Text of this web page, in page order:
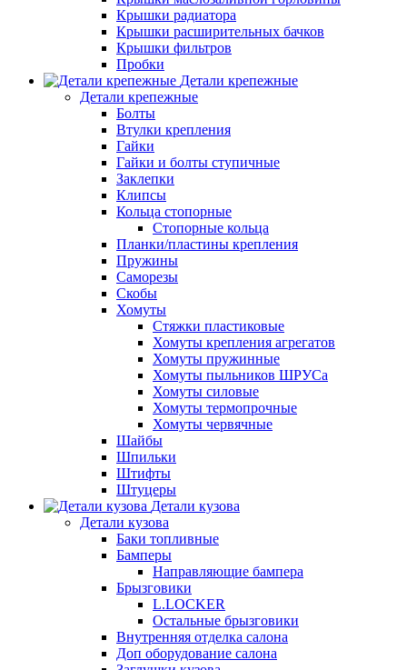
Крышки радиатора
Крышки расширительных бачков
Крышки фильтров
Пробки
Детали крепежные
Детали крепежные
Болты
Втулки крепления
Гайки
Гайки и болты ступичные
Заклепки
Клипсы
Кольца стопорные
Стопорные кольца
Планки/пластины крепления
Пружины
Саморезы
Скобы
Хомуты
Стяжки пластиковые
Хомуты крепления агрегатов
Хомуты пружинные
Хомуты пыльников ШРУСа
Хомуты силовые
Хомуты термопрочные
Хомуты червячные
Шайбы
Шпильки
Штифты
Штуцеры
Детали кузова
Детали кузова
Баки топливные
Бамперы
Направляющие бампера
Брызговики
L.LOCKER
Остальные брызговики
Внутренняя отделка салона
Доп оборудование салона